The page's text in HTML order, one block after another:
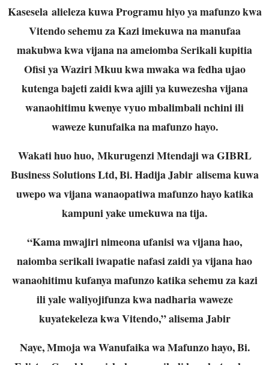
Kasesela alieleza kuwa Programu hiyo ya mafunzo kwa
Vitendo sehemu za Kazi imekuwa na manufaa
makubwa kwa vijana na ameiomba Serikali kupitia
Ofisi ya Waziri Mkuu kwa mwaka wa fedha ujao
kutenga bajeti zaidi kwa ajili ya kuwezesha vijana
wanaohitimu kwenye vyuo mbalimbali nchini ili
waweze kunufaika na mafunzo hayo.
Wakati huo huo, Mkurugenzi Mtendaji wa GIBRL
Business Solutions Ltd, Bi. Hadija Jabir alisema kuwa
uwepo wa vijana wanaopatiwa mafunzo hayo katika
kampuni yake umekuwa na tija.
“Kama mwajiri nimeona ufanisi wa vijana hao,
naiomba serikali iwapatie nafasi zaidi ya vijana hao
wanaohitimu kufanya mafunzo katika sehemu za kazi
ili yale waliyojifunza kwa nadharia waweze
kuyatekeleza kwa Vitendo,” alisema Jabir
Naye, Mmoja wa Wanufaika wa Mafunzo hayo, Bi.